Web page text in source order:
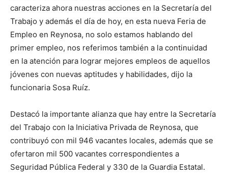
caracteriza ahora nuestras acciones en la Secretaría del
Trabajo y además el día de hoy, en esta nueva Feria de
Empleo en Reynosa, no solo estamos hablando del
primer empleo, nos referimos también a la continuidad
en la atención para lograr mejores empleos de aquellos
jóvenes con nuevas aptitudes y habilidades, dijo la
funcionaria Sosa Ruíz.
Destacó la importante alianza que hay entre la Secretaría
del Trabajo con la Iniciativa Privada de Reynosa, que
contribuyó con mil 946 vacantes locales, además que se
ofertaron mil 500 vacantes correspondientes a
Seguridad Pública Federal y 330 de la Guardia Estatal.